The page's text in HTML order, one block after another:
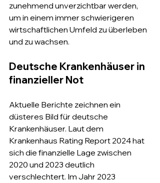
zunehmend unverzichtbar werden,
um in einem immer schwierigeren
wirtschaftlichen Umfeld zu überleben
und zu wachsen.
Deutsche Krankenhäuser in
finanzieller Not
Aktuelle Berichte zeichnen ein
düsteres Bild für deutsche
Krankenhäuser. Laut dem
Krankenhaus Rating Report 2024 hat
sich die finanzielle Lage zwischen
2020 und 2023 deutlich
verschlechtert. Im Jahr 2023